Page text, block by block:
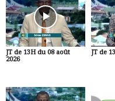
JT de 13H du 08 août
2026
JT de